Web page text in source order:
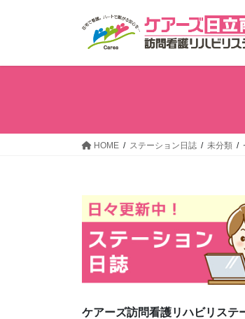
HOME ステーション日誌 未分類
ケアーズ訪問看護リハビリステ